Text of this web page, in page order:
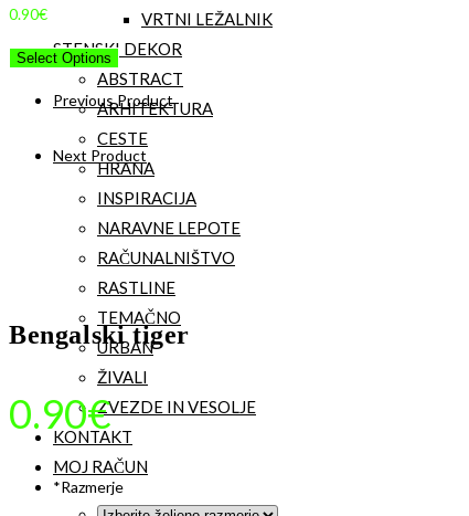
VRTNI LEŽALNIK
STENSKI DEKOR
ABSTRACT
ARHITEKTURA
CESTE
HRANA
INSPIRACIJA
NARAVNE LEPOTE
RAČUNALNIŠTVO
RASTLINE
TEMAČNO
URBAN
ŽIVALI
ZVEZDE IN VESOLJE
KONTAKT
MOJ RAČUN
0.90€
Select Options
Previous Product
Next Product
Bengalski tiger
0.90€
*Razmerje